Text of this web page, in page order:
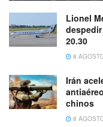
Lionel
20.30
8
Irán
chinos
8